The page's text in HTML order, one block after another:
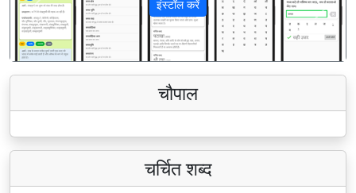
इंस्टॉल करें
पिछला अगला
चौपाल
चर्चित शब्द